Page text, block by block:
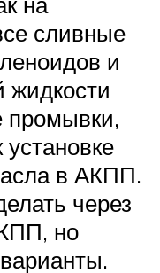
сливные
и
жидкости
промывки,
в АКПП.
через
но